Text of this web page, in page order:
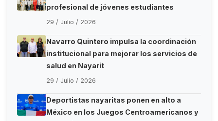
profesional de jóvenes estudiantes
29 / Julio / 2026
Navarro Quintero impulsa la coordinación
institucional para mejorar los servicios de
salud en Nayarit
29 / Julio / 2026
Deportistas nayaritas ponen en alto a
México en los Juegos Centroamericanos y